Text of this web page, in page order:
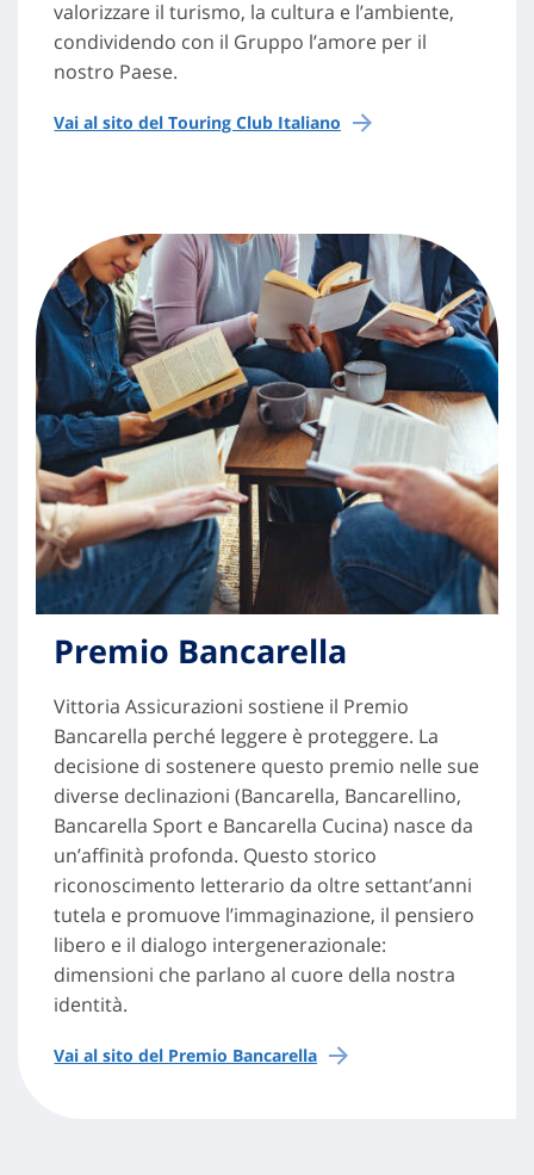
valorizzare il turismo, la cultura e l’ambiente,
condividendo con il Gruppo l’amore per il
nostro Paese.
Vai al sito del Touring Club Italiano
Premio Bancarella
Vittoria Assicurazioni sostiene il Premio
Bancarella perché leggere è proteggere. La
decisione di sostenere questo premio nelle sue
diverse declinazioni (Bancarella, Bancarellino,
Bancarella Sport e Bancarella Cucina) nasce da
un’affinità profonda. Questo storico
riconoscimento letterario da oltre settant’anni
tutela e promuove l’immaginazione, il pensiero
libero e il dialogo intergenerazionale:
dimensioni che parlano al cuore della nostra
identità.
Vai al sito del Premio Bancarella